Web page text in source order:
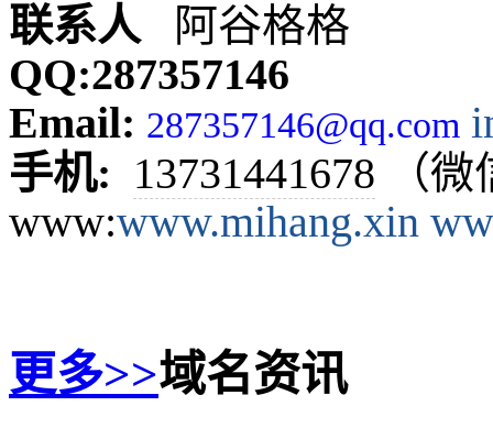
联系人
阿谷格格
QQ:287357146
Email: 287357146@qq.com
手机: 13731441678 （
www:www.mihang.xin
更多>>域名资讯